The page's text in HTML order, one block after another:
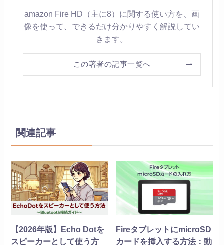
amazon Fire HD（主に8）に関する使い方を、画
像を使って、できるだけ分かりやすく解説してい
きます。
この著者の記事一覧へ
関連記事
【2026年版】Echo Dotを
スピーカーとして使う方
FireタブレットにmicroSD
カードを挿入する方法：動